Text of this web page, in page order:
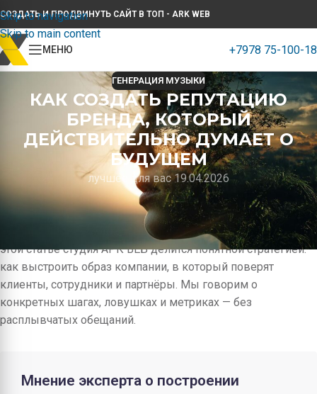
Skip to navigation
Skip to main content
СОЗДАТЬ И ПРОДВИНУТЬ САЙТ В ТОП - ARK WEB
МЕНЮ +7978 75-100-18
ГЕНЕРАЦИЯ МУЗЫКИ
КАК СОЗДАТЬ РЕПУТАЦИЮ
БРЕНДА, КОТОРЫЙ
ДЕЙСТВИТЕЛЬНО ДУМАЕТ О
БУДУЩЕМ
лучшее для вас 19.04.2026
В мире, где покупатель выбирает не только товар, но и
ценности компании, формирование имиджа «осознанного»
бренда становится не роскошью, а необходимостью. В
этой статье студия АРК ВЕБ делится понятной стратегией:
как выстроить образ компании, в который поверят
клиенты, сотрудники и партнёры. Мы говорим о
конкретных шагах, ловушках и метриках — без
расплывчатых обещаний.
Мнение эксперта о построении